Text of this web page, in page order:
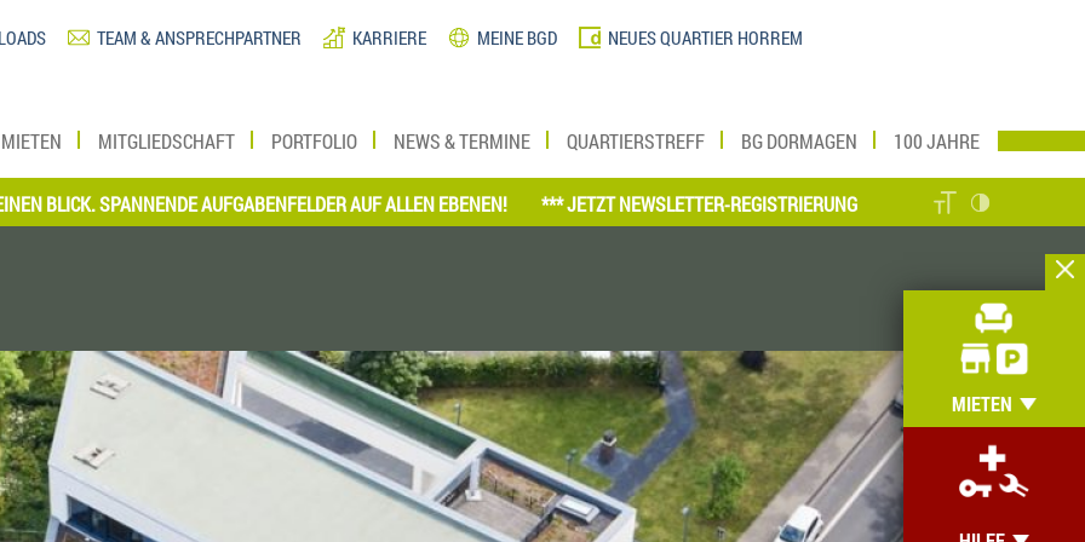
MIETEN
TEAM & ANSPRECHPARTNER KARRIERE MEINE BGD NEUES QUARTIER HORREM
MIETEN MITGLIEDSCHAFT PORTFOLIO NEWS & TERMINE QUARTIERSTREFF BG DORMAGEN 100 JAHRE
SPANNENDE AUFGABENFELDER AUF ALLEN EBENEN! *** JETZT NEWSLETTER-REGISTRIERUNG VORNEHMEN UND MEIN ZUHAUSE